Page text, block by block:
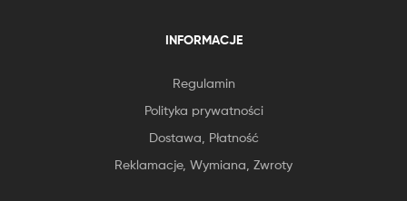
INFORMACJE
Regulamin
Polityka prywatności
Dostawa, Płatność
Reklamacje, Wymiana, Zwroty